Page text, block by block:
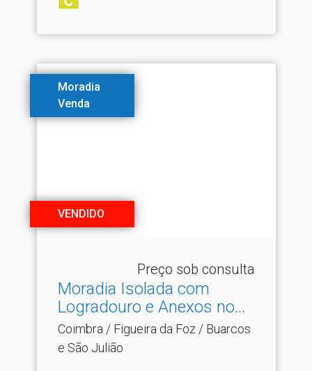
Moradia
Venda
VENDIDO
Preço sob consulta
Moradia Isolada com
Logradouro e Anexos no
So.​..
Coimbra / Figueira da Foz / Buarcos
e São Julião